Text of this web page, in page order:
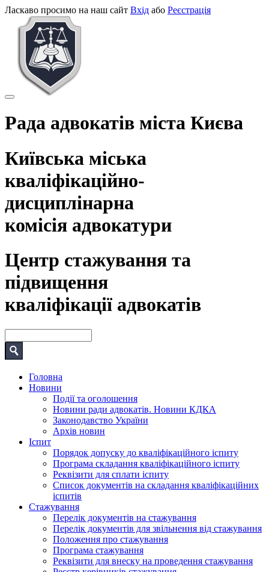
Перейти до основного матеріалу
Ласкаво просимо на наш сайт Вхід або Реєстрація
Рада адвокатів міста Києва
Київська міська
кваліфікаційно-
дисциплінарна
комісія адвокатури
Центр стажування та
підвищення
кваліфікації адвокатів
Головна
Новини
Події та оголошення
Новини ради адвокатів. Новини КДКА
Законодавство України
Архів новин
Іспит
Порядок допуску до кваліфікаційного іспиту
Програма складання кваліфікаційного іспиту
Реквізити для сплати іспиту
Список документів на складання кваліфікаційних
іспитів
Стажування
Перелік документів на стажування
Перелік документів для звільнення від стажування
Положення про стажування
Програма стажування
Реквізити для внеску на проведення стажування